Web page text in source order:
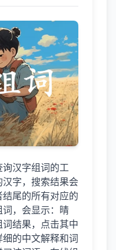
汉字组词的工
字，搜索结果会
尾的所有对应的
，会显示：晴
结果，点击其中
的中文解释和词